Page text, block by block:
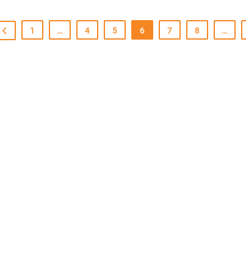
1 … 4 5 6 7 8 …